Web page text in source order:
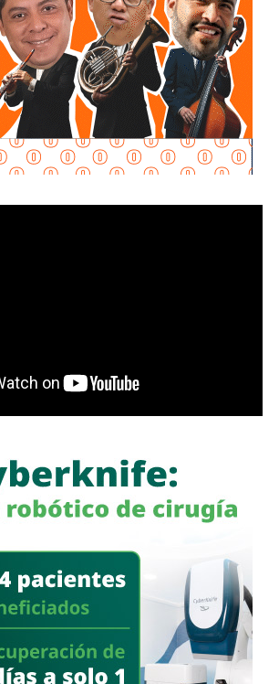
quela dependencia mantiene
que Uber complete el procedimiento
a la ley, por lo que descartó que
de persecución hacia la empresa.
persecución ni de cacería. Al contrario,
mismos nos ayuden a que la
explicado el proceso de
conductores en una situación de
contar con las condiciones legales
estatal.
que no cumple con lo que las leyes
y eso deja a los operadores en estado